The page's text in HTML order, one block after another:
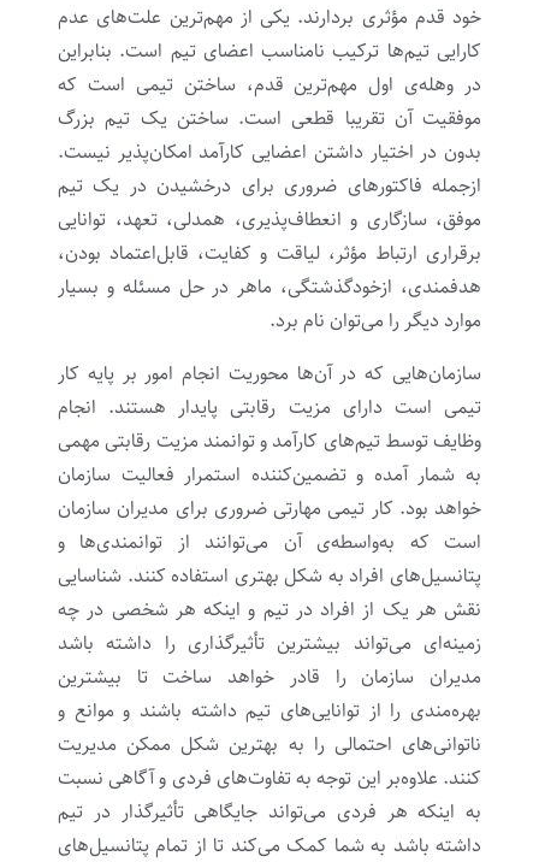
خود قدم مؤثری بردارند. یکی از مهم‌ترین علت‌های عدم
کارایی تیم‌ها ترکیب نامناسب اعضای تیم است. بنابراین
در وهله‌ی اول مهم‌ترین قدم، ساختن تیمی است که
موفقیت آن تقریبا قطعی است. ساختن یک تیم بزرگ
بدون در اختیار داشتن اعضایی کارآمد امکان‌پذیر نیست.
ازجمله فاکتورهای ضروری برای درخشیدن در یک تیم
موفق، سازگاری و انعطاف‌پذیری، همدلی، تعهد، توانایی
برقراری ارتباط مؤثر، لیاقت و کفایت، قابل‌اعتماد بودن،
هدفمندی، ازخودگذشتگی، ماهر در حل مسئله و بسیار
موارد دیگر را می‌توان نام برد.
سازمان‌هایی که در آن‌ها محوریت انجام امور بر پایه کار
تیمی است دارای مزیت رقابتی پایدار هستند. انجام
وظایف توسط تیم‌های کارآمد و توانمند مزیت رقابتی مهمی
به شمار آمده و تضمین‌کننده استمرار فعالیت سازمان
خواهد بود. کار تیمی مهارتی ضروری برای مدیران سازمان
است که به‌واسطه‌ی آن می‌توانند از توانمندی‌ها و
پتانسیل‌های افراد به شکل بهتری استفاده کنند. شناسایی
نقش هر یک از افراد در تیم و اینکه هر شخصی در چه
زمینه‌ای می‌تواند بیشترین تأثیرگذاری را داشته باشد
مدیران سازمان را قادر خواهد ساخت تا بیشترین
بهره‌مندی را از توانایی‌های تیم داشته باشند و موانع و
ناتوانی‌های احتمالی را به بهترین شکل ممکن مدیریت
کنند. علاوه‌بر این توجه به تفاوت‌های فردی و آگاهی نسبت
به اینکه هر فردی می‌تواند جایگاهی تأثیرگذار در تیم
داشته باشد به شما کمک می‌کند تا از تمام پتانسیل‌های